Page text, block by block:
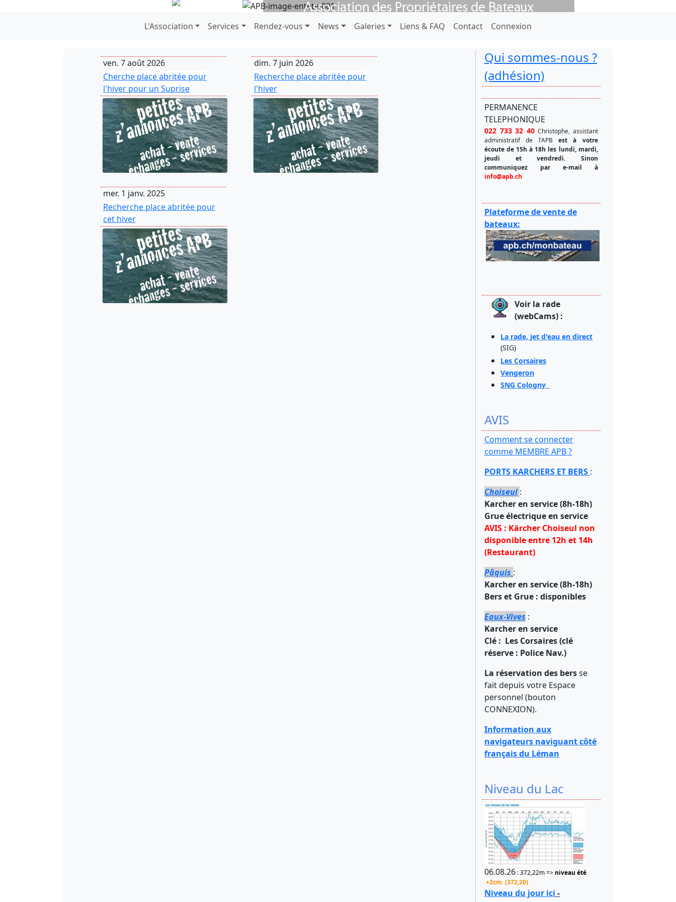
Association des Propriétaires de Bateaux
L'Association
Services Rendez-vous News Galeries Liens & FAQ Contact Connexion
ven. 7 août 2026
Cherche place abritée pour
l'hiver pour un Suprise
dim. 7 juin 2026
Recherche place abritée pour
l'hiver
mer. 1 janv. 2025
Recherche place abritée pour
cet hiver
Qui sommes-nous ?
(adhésion)
PERMANENCE
TELEPHONIQUE
022 733 32 40 Christophe, assistant
administratif de l'APB est à votre
écoute de 15h à 18h les lundi, mardi,
jeudi et vendredi. Sinon
communiquez par e-mail à
info@apb.ch
Plateforme de vente de
bateaux:
Voir la rade
(webCams) :
La rade, jet d'eau en direct
(SIG)
Les Corsaires
Vengeron
SNG Cologny
AVIS
Comment se connecter
comme MEMBRE APB ?
PORTS KARCHERS ET BERS :
Choiseul :
Karcher en service (8h-18h)
Grue électrique en service
AVIS : Kärcher Choiseul non
disponible entre 12h et 14h
(Restaurant)
Pâquis :
Karcher en service (8h-18h)
Bers et Grue : disponibles
Eaux-Vives :
Karcher en service
Clé : Les Corsaires (clé
réserve : Police Nav.)
La réservation des bersse
fait depuis votre Espace
personnel (bouton
CONNEXION).
Information aux
navigateurs naviguant côté
français du Léman
Niveau du Lac
06.08.26 : 372,22m => niveau été
+2cm (372,20)
Niveau du jour ici -